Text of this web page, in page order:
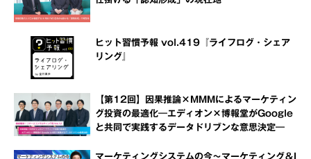
ヒット習慣予報 vol.419『ライフログ・シェア
リング』
【第12回】因果推論×MMMによるマーケティン
グ投資の最適化―エディオン×博報堂がGoogle
と共同で実践するデータドリブンな意思決定―
マーケティングシステムの今～マーケティング＆I